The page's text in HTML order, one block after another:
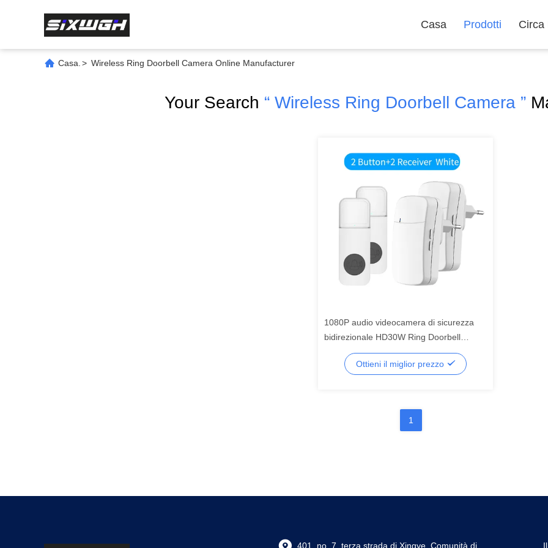
Casa Prodotti Circa
Casa. > Wireless Ring Doorbell Camera Online Manufacturer
Your Search “ Wireless Ring Doorbell Camera ”
1080P audio videocamera di sicurezza
bidirezionale HD30W Ring Doorbell
Camera senza fili
Ottieni il miglior prezzo
1
401, no. 7, terza strada di Xingye, Comunità di